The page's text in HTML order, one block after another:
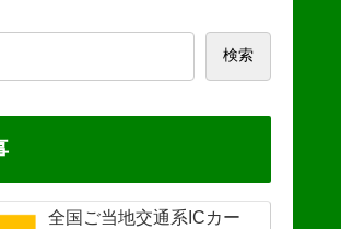
検索
全国ご当地交通系ICカー